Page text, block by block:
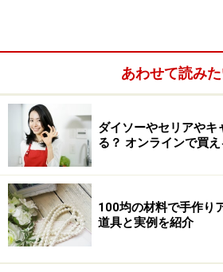
ゥとワッツはネット通販可能。セ
っていないといった感じです。
あわせて読み
ダイソーやセリアやキ
る？ オンラインで買
100均の材料で手作り
道具と実例を紹介